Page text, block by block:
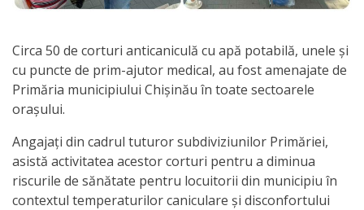
Rapoarte
de
activitate
Transparență
Achiziții
publice
Circa 50 de corturi anticaniculă cu apă potabilă, unele și
cu puncte de prim-ajutor medical, au fost amenajate de
Primăria municipiului Chișinău în toate sectoarele
orașului.
Angajați din cadrul tuturor subdiviziunilor Primăriei,
asistă activitatea acestor corturi pentru a diminua
riscurile de sănătate pentru locuitorii din municipiu în
contextul temperaturilor caniculare și disconfortului